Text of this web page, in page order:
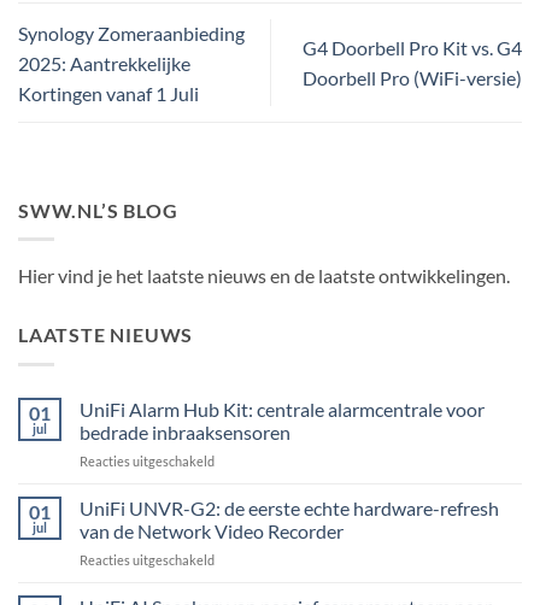
Synology Zomeraanbieding
2025: Aantrekkelijke
Kortingen vanaf 1 Juli
G4 Doorbell Pro Kit vs. G4
Doorbell Pro (WiFi-versie)
SWW.NL’S BLOG
Hier vind je het laatste nieuws en de laatste ontwikkelingen.
LAATSTE NIEUWS
01
jul
UniFi Alarm Hub Kit: centrale alarmcentrale voor
bedrade inbraaksensoren
Reacties uitgeschakeldvoor
Alarm
Hub
Kit:
centrale
01
jul
UniFi UNVR-G2: de eerste echte hardware-refresh
van de Network Video Recorder
Reacties uitgeschakeldvoor